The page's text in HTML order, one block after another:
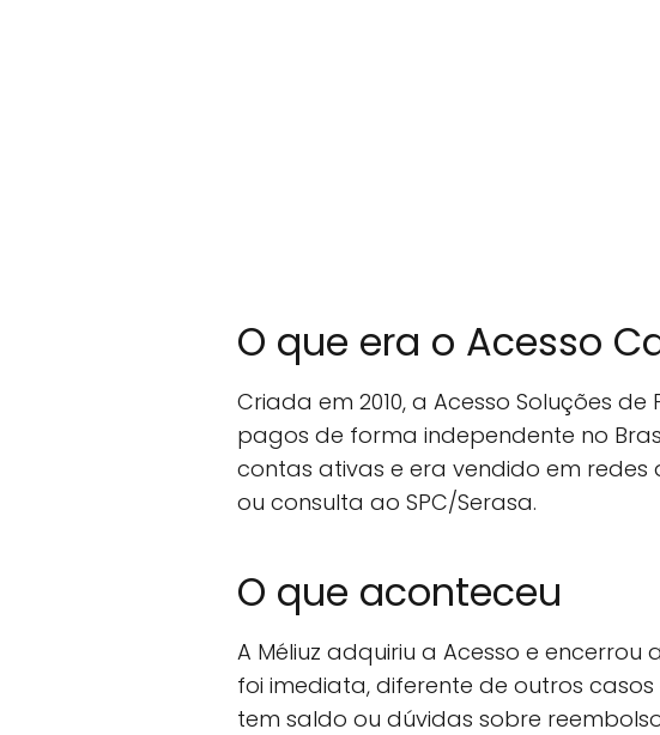
O que era o Acesso
Criada em 2010, a Acesso Soluções
pagos de forma independente no
contas ativas e era vendido em redes
ou consulta ao SPC/Serasa.
O que aconteceu
A Méliuz adquiriu a Acesso e
foi imediata, diferente de outros
tem saldo ou dúvidas sobre